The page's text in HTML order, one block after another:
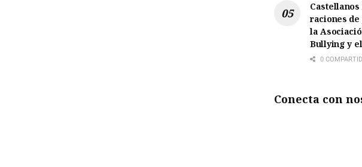
Castellanos
raciones
la
Bullying y
0
Conecta con